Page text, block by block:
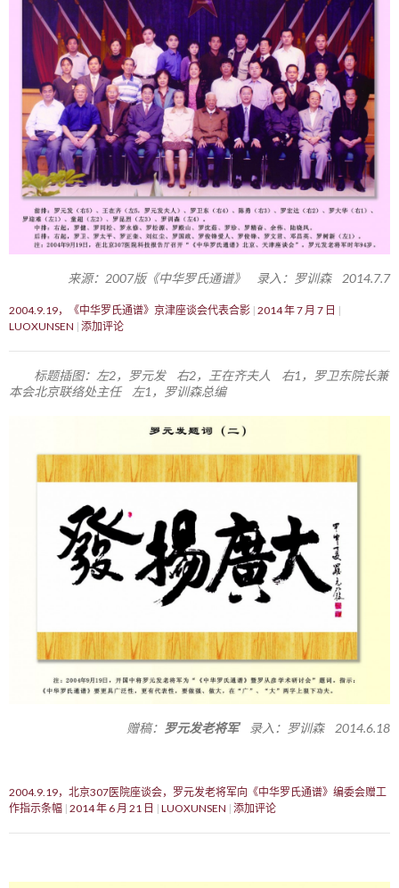
来源：2007版《中华罗氏通谱》 录入：罗训森 2014.7.7
2004.9.19，《中华罗氏通谱》京津座谈会代表合影 2014 年 7 月 7 日
LUOXUNSEN 添加评论
标题插图：左2，罗元发 右2，王在齐夫人 右1，罗卫东院长兼
本会北京联络处主任 左1，罗训森总编
赠稿： 罗元发老将军录入：罗训森 2014.6.18
2004.9.19，北京307医院座谈会，罗元发老将军向《中华罗氏通谱》编委会赠工
作指示条幅 2014 年 6 月 21 日 LUOXUNSEN 添加评论